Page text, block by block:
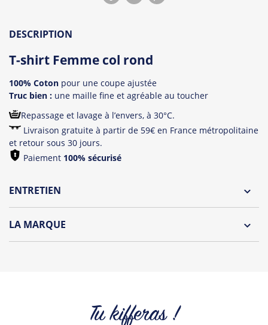
DESCRIPTION
T-shirt Femme col rond
100% Coton pour une coupe ajustée
Truc bien : une maille fine et agréable au toucher
Repassage et lavage à l’envers, à 30°C.
Livraison gratuite à partir de 59€ en France métropolitaine
et retour sous 30 jours.
Paiement 100% sécurisé
ENTRETIEN
LA MARQUE
Tu kifferas !